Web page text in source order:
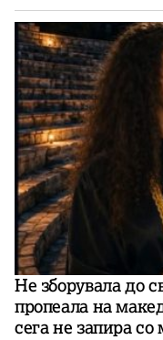
Не зборувала до
пропеала на
сега не запира